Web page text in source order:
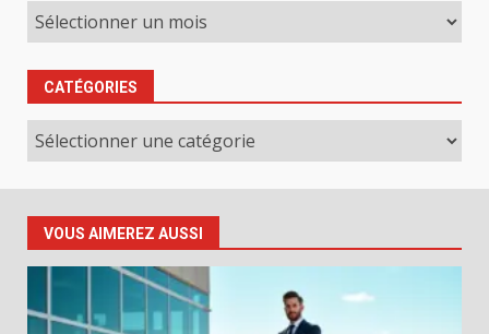
Archives
CATÉGORIES
Catégories
VOUS AIMEREZ AUSSI